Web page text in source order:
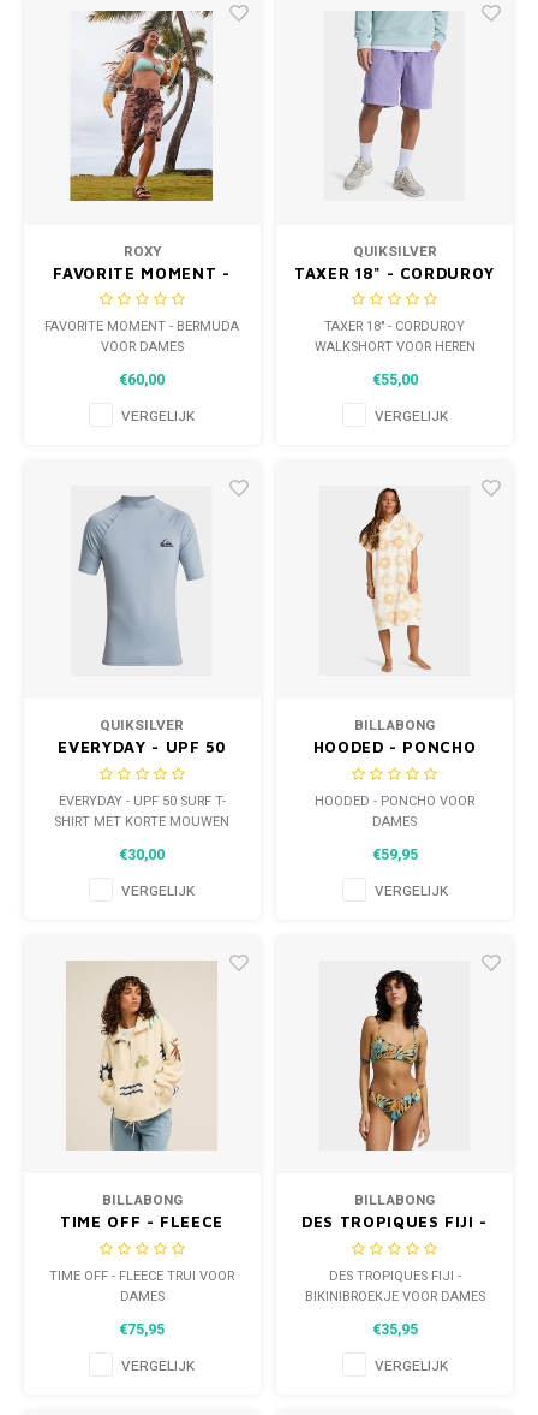
ROXY
FAVORITE MOMENT -
BERMUDA VOOR DAMES
FAVORITE MOMENT - BERMUDA
VOOR DAMES
€60,00
VERGELIJK
QUIKSILVER
TAXER 18" - CORDUROY
WALKSHORT VOOR
HEREN
TAXER 18" - CORDUROY
WALKSHORT VOOR HEREN
€55,00
VERGELIJK
QUIKSILVER
EVERYDAY - UPF 50
SURF T-SHIRT MET
KORTE MOUWEN VOOR
HEREN
EVERYDAY - UPF 50 SURF T-
SHIRT MET KORTE MOUWEN
€30,00
VERGELIJK
BILLABONG
HOODED - PONCHO
VOOR DAMES
HOODED - PONCHO VOOR
DAMES
€59,95
VERGELIJK
BILLABONG
TIME OFF - FLEECE
TRUI VOOR DAMES
TIME OFF - FLEECE TRUI VOOR
DAMES
€75,95
VERGELIJK
BILLABONG
DES TROPIQUES FIJI -
BIKINIBROEKJE VOOR
DAMES
DES TROPIQUES FIJI -
BIKINIBROEKJE VOOR DAMES
€35,95
VERGELIJK